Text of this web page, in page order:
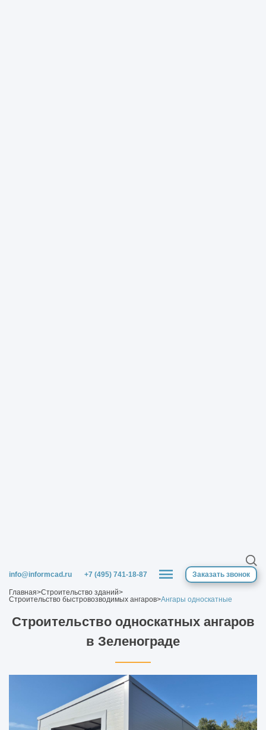
info@informcad.ru +7 (495) 741-18-87 Заказать звонок
Главная>Строительство зданий>
Строительство быстровозводимых ангаров>Ангары односкатные
Строительство односкатных ангаров
в Зеленограде